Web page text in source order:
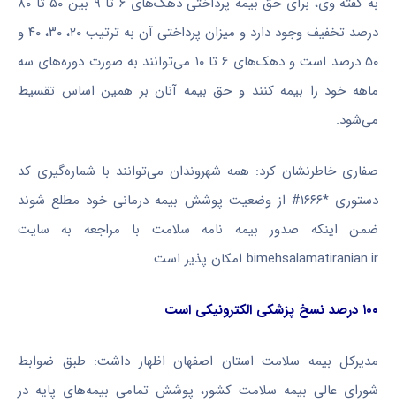
درصد تخفیف وجود دارد و میزان پرداختی آن به ترتیب ۲۰، ۳۰، ۴۰ و
۵۰ درصد است و دهک‌های ۶ تا ۱۰ می‌توانند به صورت دوره‌های سه
ماهه خود را بیمه کنند و حق بیمه آنان بر همین اساس تقسیط
می‌شود.
صفاری خاطرنشان کرد: همه شهروندان می‌توانند با شماره‌گیری کد
دستوری *۱۶۶۶# از وضعیت پوشش بیمه درمانی خود مطلع شوند
ضمن اینکه صدور بیمه نامه سلامت با مراجعه به سایت
bimehsalamatiranian.ir امکان پذیر است.
۱۰۰ درصد نسخ پزشکی الکترونیکی است
مدیرکل بیمه سلامت استان اصفهان اظهار داشت: طبق ضوابط
شورای عالی بیمه سلامت کشور، پوشش تمامی بیمه‌های پایه در